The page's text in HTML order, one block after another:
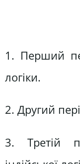
1. Перший
логіки.
2. Другий
3. Третій